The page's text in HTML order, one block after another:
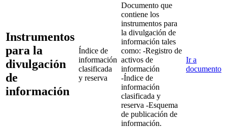
Instrumentos
para la
divulgación
de
información
Índice de
información
clasificada
y reserva
Documento que
contiene los
instrumentos para
la divulgación de
información tales
como: -Registro de
activos de
información
-Índice de
información
clasificada y
reserva -Esquema
de publicación de
información.
Ir a
documento